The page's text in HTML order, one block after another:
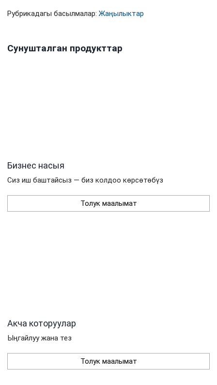
Рубрикадагы басылмалар: Жаңылыктар
Сунушталган продукттар
Бизнес насыя
Сиз иш баштайсыз — биз колдоо көрсөтөбүз
Толук маалымат
Акча которуулар
Ыңгайлуу жана тез
Толук маалымат